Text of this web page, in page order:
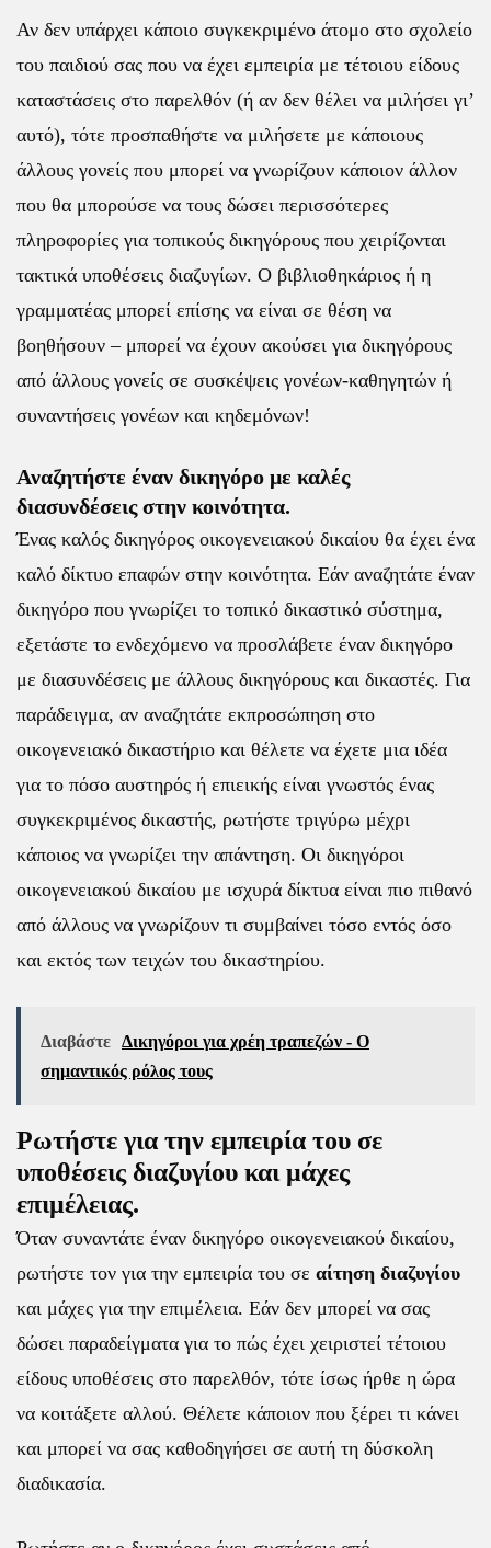
Αν δεν υπάρχει κάποιο συγκεκριμένο άτομο στο σχολείο
του παιδιού σας που να έχει εμπειρία με τέτοιου είδους
καταστάσεις στο παρελθόν (ή αν δεν θέλει να μιλήσει γι’
αυτό), τότε προσπαθήστε να μιλήσετε με κάποιους
άλλους γονείς που μπορεί να γνωρίζουν κάποιον άλλον
που θα μπορούσε να τους δώσει περισσότερες
πληροφορίες για τοπικούς δικηγόρους που χειρίζονται
τακτικά υποθέσεις διαζυγίων. Ο βιβλιοθηκάριος ή η
γραμματέας μπορεί επίσης να είναι σε θέση να
βοηθήσουν – μπορεί να έχουν ακούσει για δικηγόρους
από άλλους γονείς σε συσκέψεις γονέων-καθηγητών ή
συναντήσεις γονέων και κηδεμόνων!
Αναζητήστε έναν δικηγόρο με καλές
διασυνδέσεις στην κοινότητα.
Ένας καλός δικηγόρος οικογενειακού δικαίου θα έχει ένα
καλό δίκτυο επαφών στην κοινότητα. Εάν αναζητάτε έναν
δικηγόρο που γνωρίζει το τοπικό δικαστικό σύστημα,
εξετάστε το ενδεχόμενο να προσλάβετε έναν δικηγόρο
με διασυνδέσεις με άλλους δικηγόρους και δικαστές. Για
παράδειγμα, αν αναζητάτε εκπροσώπηση στο
οικογενειακό δικαστήριο και θέλετε να έχετε μια ιδέα
για το πόσο αυστηρός ή επιεικής είναι γνωστός ένας
συγκεκριμένος δικαστής, ρωτήστε τριγύρω μέχρι
κάποιος να γνωρίζει την απάντηση. Οι δικηγόροι
οικογενειακού δικαίου με ισχυρά δίκτυα είναι πιο πιθανό
από άλλους να γνωρίζουν τι συμβαίνει τόσο εντός όσο
και εκτός των τειχών του δικαστηρίου.
Διαβάστε Δικηγόροι για χρέη τραπεζών - Ο
σημαντικός ρόλος τους
Ρωτήστε για την εμπειρία του σε
υποθέσεις διαζυγίου και μάχες
επιμέλειας.
Όταν συναντάτε έναν δικηγόρο οικογενειακού δικαίου,
ρωτήστε τον για την εμπειρία του σε αίτηση διαζυγίου
και μάχες για την επιμέλεια. Εάν δεν μπορεί να σας
δώσει παραδείγματα για το πώς έχει χειριστεί τέτοιου
είδους υποθέσεις στο παρελθόν, τότε ίσως ήρθε η ώρα
να κοιτάξετε αλλού. Θέλετε κάποιον που ξέρει τι κάνει
και μπορεί να σας καθοδηγήσει σε αυτή τη δύσκολη
διαδικασία.